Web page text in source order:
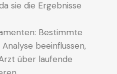
sie die Ergebnisse
Bestimmte
beeinflussen,
über laufende